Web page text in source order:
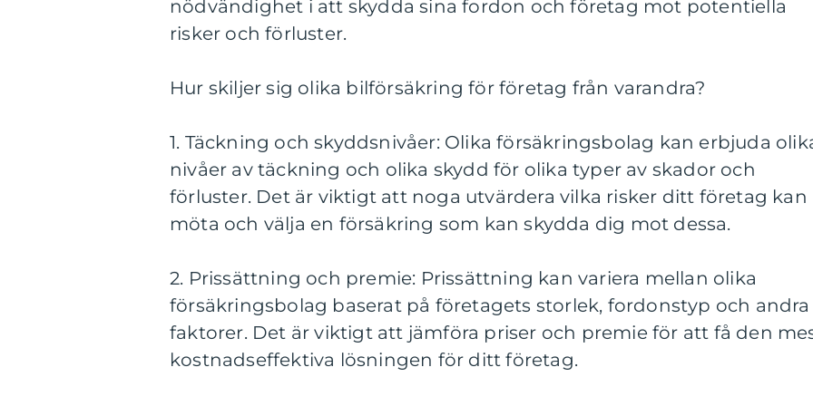
nödvändighet i att skydda sina fordon och företag mot potentiella
risker och förluster.
Hur skiljer sig olika bilförsäkring för företag från varandra?
1. Täckning och skyddsnivåer: Olika försäkringsbolag kan erbjuda
nivåer av täckning och olika skydd för olika typer av skador och
förluster. Det är viktigt att noga utvärdera vilka risker ditt företag kan
möta och välja en försäkring som kan skydda dig mot dessa.
2. Prissättning och premie: Prissättning kan variera mellan olika
försäkringsbolag baserat på företagets storlek, fordonstyp och andra
faktorer. Det är viktigt att jämföra priser och premie för att få den
kostnadseffektiva lösningen för ditt företag.